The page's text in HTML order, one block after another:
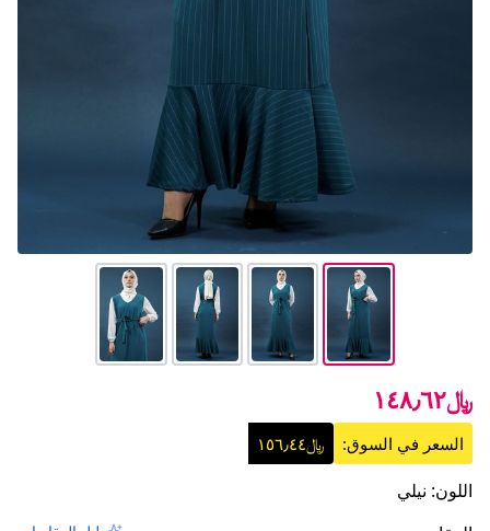
﷼١٤٨٫٦٢
السعر في السوق: ﷼١٥٦٫٤٤
اللون: نيلي